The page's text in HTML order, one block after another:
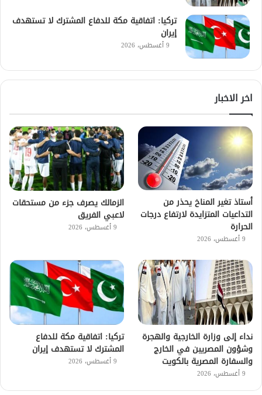
تركيا: اتفاقية مكة للدفاع المشترك لا تستهدف
إيران
9 أغسطس، 2026
اخر الاخبار
أستاذ تغير المناخ يحذر من
التداعيات المتزايدة لارتفاع درجات
الحرارة
9 أغسطس، 2026
الزمالك يصرف جزء من مستحقات
لاعبي الفريق
9 أغسطس، 2026
نداء إلى وزارة الخارجية والهجرة
وشؤون المصريين في الخارج
والسفارة المصرية بالكويت
9 أغسطس، 2026
تركيا: اتفاقية مكة للدفاع
المشترك لا تستهدف إيران
9 أغسطس، 2026